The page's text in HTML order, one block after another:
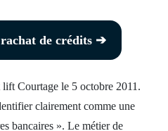
rachat de crédits ➔
Courtage le 5 octobre 2011.
clairement comme une
bancaires ». Le métier de